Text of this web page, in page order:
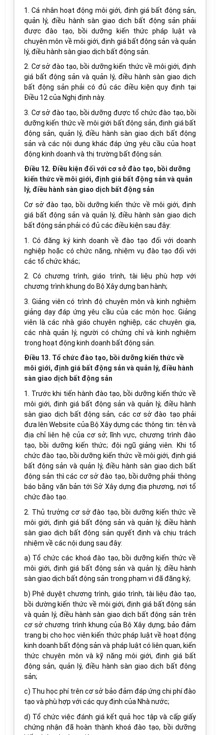
1. Cá nhân hoạt động môi giới, định giá bất động sản,
quản lý, điều hành sàn giao dịch bất động sản phải
được đào tạo, bồi dưỡng kiến thức pháp luật và
chuyên môn về môi giới, định giá bất động sản và quản
lý, điều hành sàn giao dịch bất động sản.
2. Cơ sở đào tạo, bồi dưỡng kiến thức về môi giới, định
giá bất động sản và quản lý, điều hành sàn giao dịch
bất động sản phải có đủ các điều kiện quy định tại
Điều 12 của Nghị định này.
3. Cơ sở đào tạo, bồi dưỡng được tổ chức đào tạo, bồi
dưỡng kiến thức về môi giới bất động sản, định giá bất
động sản, quản lý, điều hành sàn giao dịch bất động
sản và các nội dung khác đáp ứng yêu cầu của hoạt
động kinh doanh và thị trường bất động sản.
Điều 12. Điều kiện đối với cơ sở đào tạo, bồi dưỡng
kiến thức về môi giới, định giá bất động sản và quản
lý, điều hành sàn giao dịch bất động sản
Cơ sở đào tạo, bồi dưỡng kiến thức về môi giới, định
giá bất động sản và quản lý, điều hành sàn giao dịch
bất động sản phải có đủ các điều kiện sau đây:
1. Có đăng ký kinh doanh về đào tạo đối với doanh
nghiệp hoặc có chức năng, nhiệm vụ đào tạo đối với
các tổ chức khác;
2. Có chương trình, giáo trình, tài liệu phù hợp với
chương trình khung do Bộ Xây dựng ban hành;
3. Giảng viên có trình độ chuyên môn và kinh nghiệm
giảng dạy đáp ứng yêu cầu của các môn học. Giảng
viên là các nhà giáo chuyên nghiệp, các chuyên gia,
các nhà quản lý, người có chứng chỉ và kinh nghiệm
trong hoạt động kinh doanh bất động sản.
Điều 13. Tổ chức đào tạo, bồi dưỡng kiến thức về
môi giới, định giá bất động sản và quản lý, điều hành
sàn giao dịch bất động sản
1. Trước khi tiến hành đào tạo, bồi dưỡng kiến thức về
môi giới, định giá bất động sản và quản lý, điều hành
sàn giao dịch bất động sản, các cơ sở đào tạo phải
đưa lên Website của Bộ Xây dựng các thông tin: tên và
địa chỉ liên hệ của cơ sở; lĩnh vực, chương trình đào
tạo, bồi dưỡng kiến thức; đội ngũ giảng viên. Khi tổ
chức đào tạo, bồi dưỡng kiến thức về môi giới, định giá
bất động sản và quản lý, điều hành sàn giao dịch bất
động sản thì các cơ sở đào tạo, bồi dưỡng phải thông
báo bằng văn bản tới Sở Xây dựng địa phương, nơi tổ
chức đào tạo.
2. Thủ trưởng cơ sở đào tạo, bồi dưỡng kiến thức về
môi giới, định giá bất động sản và quản lý, điều hành
sàn giao dịch bất động sản quyết định và chịu trách
nhiệm về các nội dung sau đây:
a) Tổ chức các khoá đào tạo, bồi dưỡng kiến thức về
môi giới, định giá bất động sản và quản lý, điều hành
sàn giao dịch bất động sản trong phạm vi đã đăng ký;
b) Phê duyệt chương trình, giáo trình, tài liệu đào tạo,
bồi dường kiến thức về môi giới, định giá bất động sản
và quản lý, điều hành sàn giao dịch bất động sản trên
cơ sở chương trình khung của Bộ Xây dựng; bảo đảm
trang bị cho học viên kiến thức pháp luật về hoạt động
kinh doanh bất động sản và pháp luật có liên quan, kiến
thức chuyên môn và kỹ năng môi giới, định giá bất
động sản, quản lý, điều hành sàn giao dịch bất động
sản;
c) Thu học phí trên cơ sở bảo đảm đáp ứng chi phí đào
tạo và phù hợp với các quy định của Nhà nước;
d) Tổ chức việc đánh giá kết quả học tập và cấp giấy
chứng nhận đã hoàn thành khoá đào tạo, bồi dưỡng